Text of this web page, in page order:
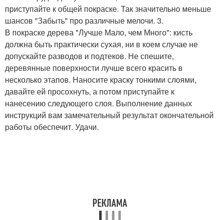
приступайте к общей покраске. Так значительно меньше
шансов "Забыть" про различные мелочи. 3.
В покраске дерева "Лучше Мало, чем Много": кисть
должна быть практически сухая, ни в коем случае не
допускайте разводов и подтеков. Не спешите,
деревянные поверхности лучше всего красить в
несколько этапов. Наносите краску тонкими слоями,
давайте ей просохнуть, а потом приступайте к
нанесению следующего слоя. Выполнение данных
инструкций вам замечательный результат окончательной
работы обеспечит. Удачи.